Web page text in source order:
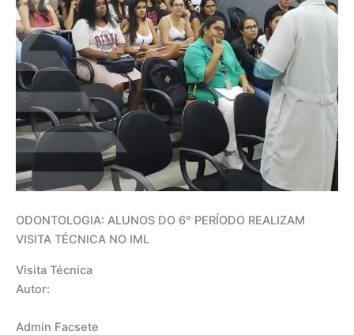
ODONTOLOGIA: ALUNOS DO 6° PERÍODO REALIZAM
VISITA TÉCNICA NO IML
Visita Técnica
Autor:
Admin Facsete